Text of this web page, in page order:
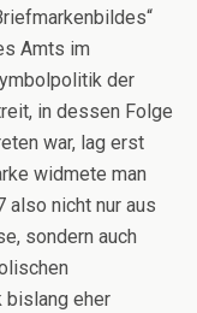
Amts im
der
in dessen Folge
war, lag erst
widmete man
also nicht nur aus
sondern auch
bislang eher